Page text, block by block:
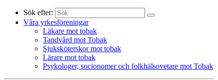
Sök efter:
Våra yrkesföreningar
Läkare mot tobak
Tandvård mot Tobak
Sjuksköterskor mot tobak
Lärare mot tobak
Psykologer, socionomer och folkhälsovetare mot Tobak